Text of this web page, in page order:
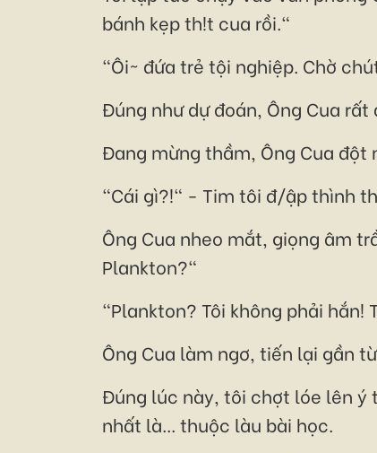
bánh kẹp th!t cua rồi."
"Ôi~ đứa trẻ tội nghiệp. Chờ
Đúng như dự đoán, Ông Cua rất
Đang mừng thầm, Ông Cua
"Cái gì?!" - Tim tôi đ/ập thình
Ông Cua nheo mắt, giọng âm
Plankton?"
"Plankton? Tôi không phải hắn!
Ông Cua làm ngơ, tiến lại gần
Đúng lúc này, tôi chợt lóe lên ý
nhất là... thuộc làu bài học.